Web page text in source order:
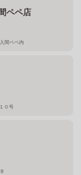
ペペ店
間ペペ内
０号